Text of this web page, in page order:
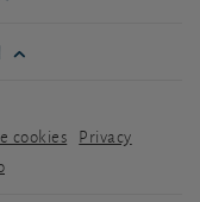
cookies Privacy